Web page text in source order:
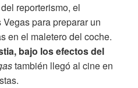
reporterismo, el
para preparar un
en el maletero del coche.
bajo los efectos del
también llegó al cine en